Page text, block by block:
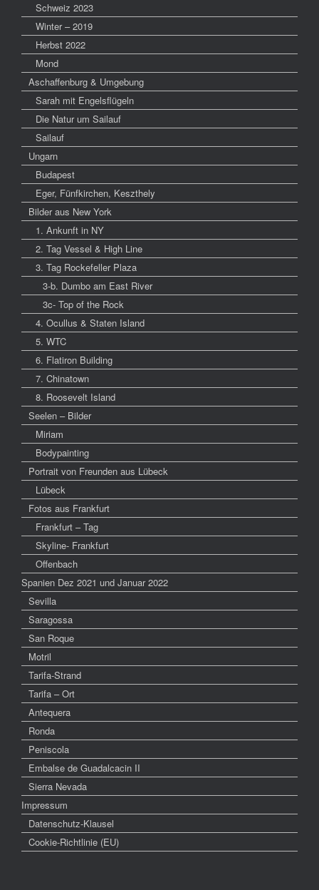
Schweiz 2023
Winter – 2019
Herbst 2022
Mond
Aschaffenburg & Umgebung
Sarah mit Engelsflügeln
Die Natur um Sailauf
Sailauf
Ungarn
Budapest
Eger, Fünfkirchen, Keszthely
Bilder aus New York
1. Ankunft in NY
2. Tag Vessel & High Line
3. Tag Rockefeller Plaza
3-b. Dumbo am East River
3c- Top of the Rock
4. Ocullus & Staten Island
5. WTC
6. Flatiron Building
7. Chinatown
8. Roosevelt Island
Seelen – Bilder
Miriam
Bodypainting
Portrait von Freunden aus Lübeck
Lübeck
Fotos aus Frankfurt
Frankfurt – Tag
Skyline- Frankfurt
Offenbach
Spanien Dez 2021 und Januar 2022
Sevilla
Saragossa
San Roque
Motril
Tarifa-Strand
Tarifa – Ort
Antequera
Ronda
Peniscola
Embalse de Guadalcacin II
Sierra Nevada
Impressum
Datenschutz-Klausel
Cookie-Richtlinie (EU)